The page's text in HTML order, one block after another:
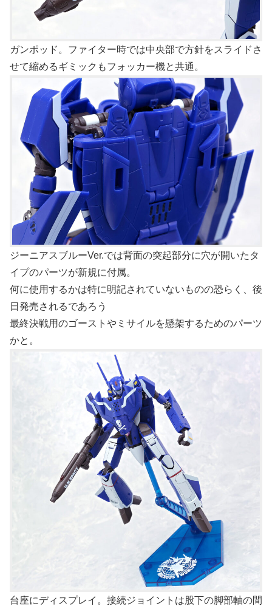
ガンポッド。ファイター時では中央部で方針をスライドさ
せて縮めるギミックもフォッカー機と共通。
ジーニアスブルーVer.では背面の突起部分に穴が開いたタ
イプのパーツが新規に付属。
何に使用するかは特に明記されていないものの恐らく、後
日発売されるであろう
最終決戦用のゴーストやミサイルを懸架するためのパーツ
かと。
台座にディスプレイ。接続ジョイントは股下の脚部軸の間